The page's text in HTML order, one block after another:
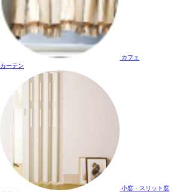
カフェ
カーテン
小窓・スリット窓